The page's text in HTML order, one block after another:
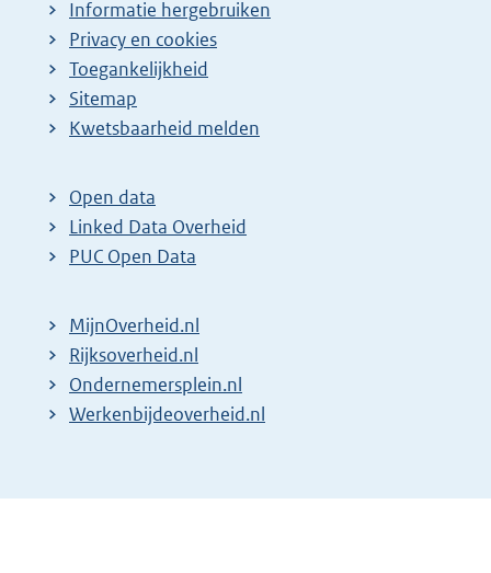
Informatie hergebruiken
Privacy en cookies
Toegankelijkheid
Sitemap
Kwetsbaarheid melden
Open data
Linked Data Overheid
PUC Open Data
MijnOverheid.nl
Rijksoverheid.nl
Ondernemersplein.nl
Werkenbijdeoverheid.nl